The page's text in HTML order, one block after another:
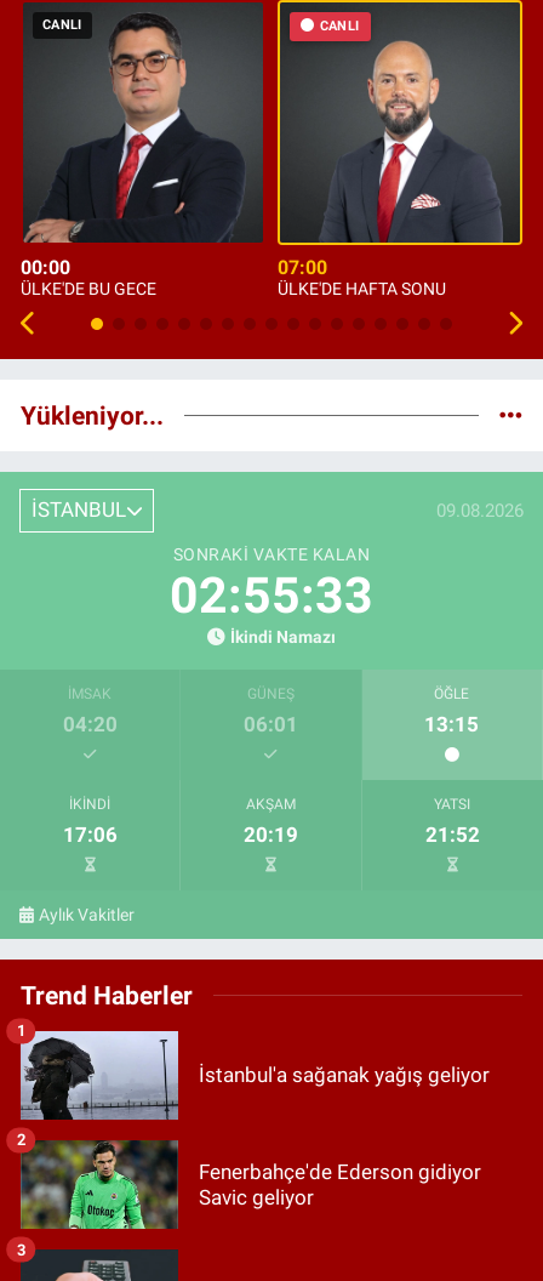
CANLI
00:00
ÜLKE'DE BU GECE
CANLI
07:00
ÜLKE'DE HAFTA SONU
Yükleniyor...
İSTANBUL 09.08.2026
SONRAKI VAKTE KALAN
02:55:32
İkindi Namazı
İMSAK
04:20
GÜNEŞ
06:01
ÖĞLE
13:15
İKINDI
17:06
AKŞAM
20:19
YATSI
21:52
Aylık Vakitler
Trend Haberler
İstanbul'a sağanak yağış geliyor
1
Fenerbahçe'de Ederson gidiyor
Savic geliyor
2
3